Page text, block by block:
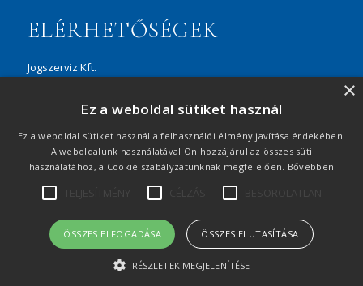
ELÉRHETŐSÉGEK
Jogszerviz Kft.
+36 20 429 0716
ertekesites@jogszerviz.hu
Oldaltérkép|© 2021 Minden jog fenntartva
×
Ez a weboldal sütiket használ
Ez a weboldal sütiket használ a felhasználói élmény javítása érdekében.
A weboldalunk használatával Ön hozzájárul az összes süti
használatához, a Cookie szabályzatunknak megfelelően. Bővebben
BESOROLATLAN
ÖSSZES ELFOGADÁSA ÖSSZES ELUTASÍTÁSA
RÉSZLETEK MEGJELENÍTÉSE